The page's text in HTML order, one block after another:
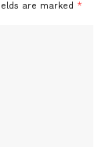
are marked *